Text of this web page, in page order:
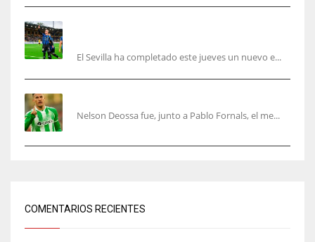
El Sevilla ha completado este jueves un nuevo e...
Nelson Deossa fue, junto a Pablo Fornals, el me...
COMENTARIOS RECIENTES